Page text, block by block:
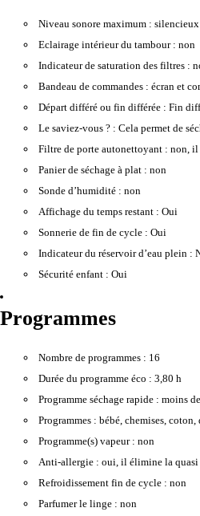
Niveau sonore maximum :
Eclairage intérieur du tambour : non
Indicateur de saturation des filtres :
Bandeau de commandes : écran et
Départ différé ou fin différée : Fin
Le saviez-vous ? : Cela permet de
Filtre de porte autonettoyant : non, il
Panier de séchage à plat : non
Sonde d’humidité : non
Affichage du temps restant : Oui
Sonnerie de fin de cycle : Oui
Indicateur du réservoir d’eau plein :
Sécurité enfant : Oui
Programmes
Nombre de programmes : 16
Durée du programme éco : 3,80 h
Programme séchage rapide : moins
Programmes : bébé, chemises,
Programme(s) vapeur : non
Anti-allergie : oui, il élimine la quasi
Refroidissement fin de cycle : non
Parfumer le linge : non